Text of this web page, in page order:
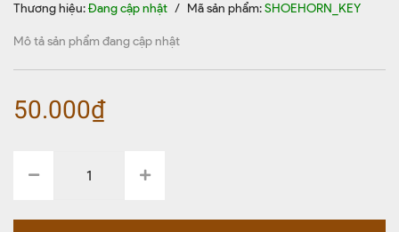
Thương hiệu:Đang cập nhật / Mã sản phẩm:SHOEHORN_KEY
Mô tả sản phẩm đang cập nhật
50.000₫